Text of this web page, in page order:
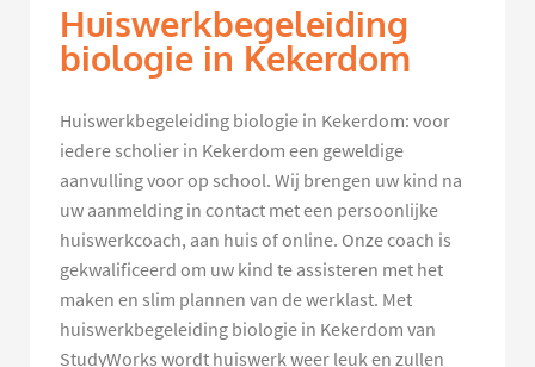
Huiswerkbegeleiding
biologie in Kekerdom
Huiswerkbegeleiding biologie in Kekerdom: voor
iedere scholier in Kekerdom een geweldige
aanvulling voor op school. Wij brengen uw kind na
uw aanmelding in contact met een persoonlijke
huiswerkcoach, aan huis of online. Onze coach is
gekwalificeerd om uw kind te assisteren met het
maken en slim plannen van de werklast. Met
huiswerkbegeleiding biologie in Kekerdom van
StudyWorks wordt huiswerk weer leuk en zullen